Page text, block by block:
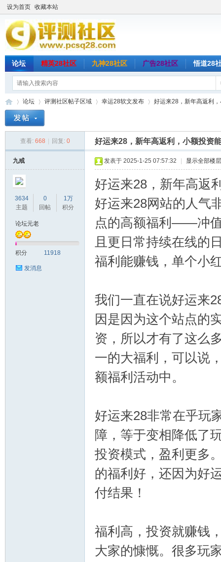
设为首页 收藏本站
论坛 精英28社区 九神28社区 广告28社区 悟道28
论坛
›
评测社区帖子区域 幸运28软文发布
›
好运来28，新年高返利
查看: 668 回复: 0 好运来28，新年高返利，小额投资
九戒
3634
主题
0
回帖
1万
积分
论坛元老
积分 11918
发消息
发表于 2025-1-25 07:57:32 显示全部楼层
好运来28，新年高返
好运来28网站的人气
点的高额福利——冲
且更日常持续在线的
福利能赚钱，单个小
我们一直在说好运来
因是因为这个站点的
资，所以才有了这么
一的大福利，可以说
额福利活动中。
好运来28非常在乎玩
障，等于变相降低了
投资模式，盈利更多
的福利好，还因为好
付结果！
福利高，投资就赚钱
大家的慷慨。很多玩